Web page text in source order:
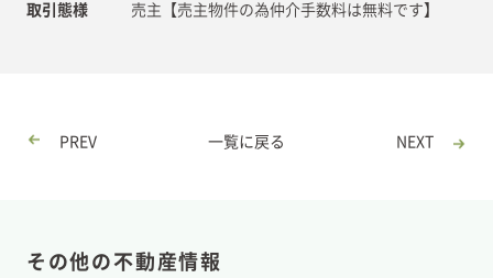
取引態様 売主【売主物件の為仲介手数料は無料です】
PREV 一覧に戻る NEXT
その他の不動産情報